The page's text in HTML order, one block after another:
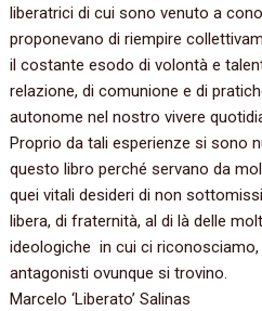
liberatrici di cui sono venuto a
proponevano di riempire
il costante esodo di volontà e
relazione, di comunione e di
autonome nel nostro vivere
Proprio da tali esperienze si sono
questo libro perché servano da
quei vitali desideri di non
libera, di fraternità, al di là delle
ideologiche in cui ci
antagonisti ovunque si trovino.
Marcelo ‘Liberato’ Salinas